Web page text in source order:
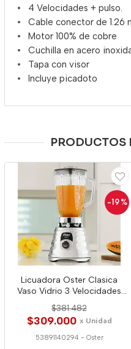
4 Velocidades + pulso.
Cable conector de 1.26
Motor 100% de cobre
Cuchilla en acero
Tapa con visor
Incluye picadoto
-19 %
Licuadora Oster Clasica
Vaso Vidrio 3 Velocidades
$381.482
$309.000 x Unidad
53891140294 - Oster